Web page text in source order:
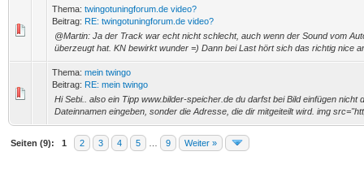
Thema: twingotuningforum.de video?
Beitrag: RE: twingotuningforum.de video?
@Martin: Ja der Track war echt nicht schlecht, auch wenn der Sound vom
überzeugt hat. KN bewirkt wunder =) Dann bei Last hört sich das richtig nice
Thema: mein twingo
Beitrag: RE: mein twingo
Hi Sebi.. also ein Tipp www.bilder-speicher.de du darfst bei Bild einfügen nicht
Dateinnamen eingeben, sonder die Adresse, die dir mitgeiteilt wird. img
Seiten (9): 1 2 3 4 5 9 Weiter »